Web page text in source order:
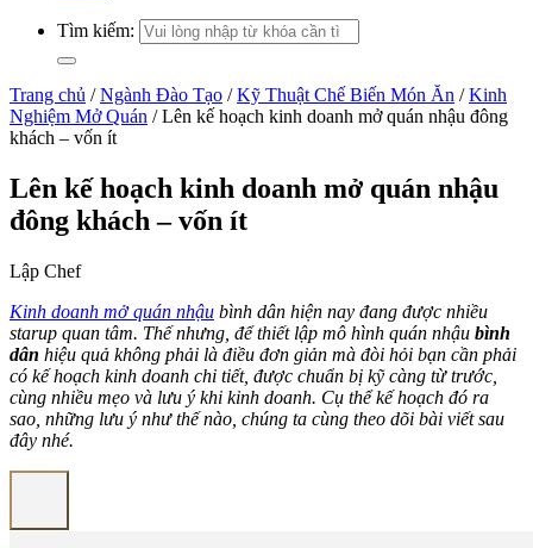
Tìm kiếm:
Trang chủ / Ngành Đào Tạo / Kỹ Thuật Chế Biến Món Ăn / Kinh
Nghiệm Mở Quán / Lên kế hoạch kinh doanh mở quán nhậu đông
khách – vốn ít
Lên kế hoạch kinh doanh mở quán nhậu
đông khách – vốn ít
Lập Chef
Kinh doanh mở quán nhậu bình dân hiện nay đang được nhiều
starup quan tâm. Thế nhưng, để thiết lập mô hình quán nhậu bình
dân hiệu quả không phải là điều đơn giản mà đòi hỏi bạn cần phải
có kế hoạch kinh doanh chi tiết, được chuẩn bị kỹ càng từ trước,
cùng nhiều mẹo và lưu ý khi kinh doanh. Cụ thể kế hoạch đó ra
sao, những lưu ý như thế nào, chúng ta cùng theo dõi bài viết sau
đây nhé.